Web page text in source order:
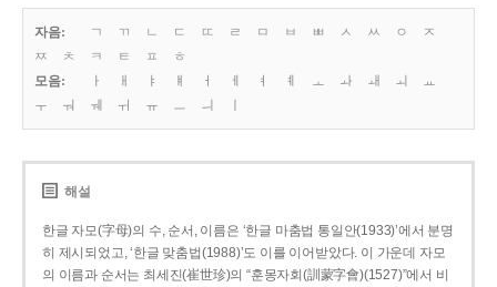
자음: ㄱ ㄲ ㄴ ㄷ ㄸ ㄹ ㅁ ㅂ ㅃ ㅅ ㅆ ㅇ
ㅈ
ㅉ
ㅊ ㅋ ㅌ ㅍ
ㅎ
모음:
ㅏ ㅐ ㅑ ㅒ ㅓ ㅔ ㅕ ㅖ ㅗ ㅘ ㅙ ㅚ
ㅛ
ㅜ
ㅝ ㅞ ㅟ ㅠ ㅡ ㅢ
해설
한글 자모(字母)의 수, 순서, 이름은 ‘한글 마춤법 통일안(1933)’에서 분명
히 제시되었고, ‘한글 맞춤법(1988)’도 이를 이어받았다. 이 가운데 자모
의 이름과 순서는 최세진(崔世珍)의 “훈몽자회(訓蒙字會)(1527)”에서 비